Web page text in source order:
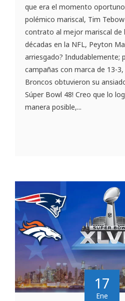
que era el momento
polémico mariscal, Tim
contrato al mejor mariscal de
décadas en la NFL, Peyton
arriesgado? Indudablemente;
campañas con marca de 13-
Broncos obtuvieron su
Súper Bowl 48! Creo que lo
manera posible,...
17
Ene